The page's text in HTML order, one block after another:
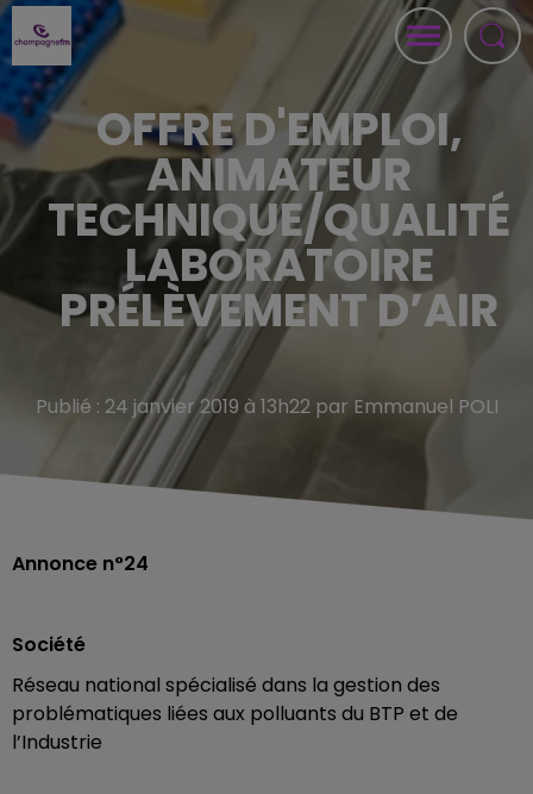
OFFRE D'EMPLOI,
ANIMATEUR
TECHNIQUE/QUALITÉ
LABORATOIRE
PRÉLÈVEMENT D’AIR
Publié : 24 janvier 2019 à 13h22 par Emmanuel POLI
Annonce n°24
Société
Réseau national spécialisé dans la gestion des
problématiques liées aux polluants du BTP et de
l’Industrie